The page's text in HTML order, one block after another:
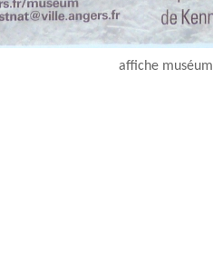
affiche muséum